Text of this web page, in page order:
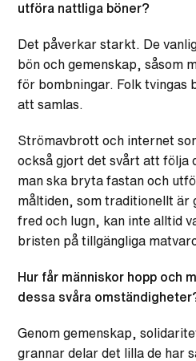
utföra nattliga böner?
Det påverkar starkt. De
bön och gemenskap, såsom
för bombningar. Folk tvingas
att samlas.
Strömavbrott och internet
också gjort det svårt att följa
man ska bryta fastan och
måltiden, som traditionellt är
fred och lugn, kan inte alltid
bristen på tillgängliga
Hur får människor hopp och
dessa svåra
Genom gemenskap,
grannar delar det lilla de har